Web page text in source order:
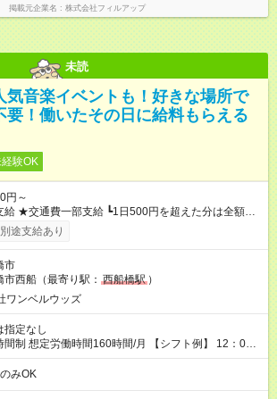
掲載元企業名 株式会社フィルアップ
未読
気音楽イベントも！好きな場所で
！働いたその日に給料もらえる
験OK
円～
分は全額支
円以内の方は自己負担となります ★日払いOK！
） ┗働いたその日に現金GET♪ お仕事後はコンビニ
途支給あり
市
西船（最寄り駅： 西船橋駅 ）
ワンベルウッズ
指定なし
定労働時間160時間/月 【シフト例】 12：00
みOK